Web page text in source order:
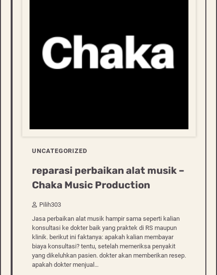
UNCATEGORIZED
reparasi perbaikan alat musik –
Chaka Music Production
Pilih303
Jasa perbaikan alat musik hampir sama seperti kalian
konsultasi ke dokter baik yang praktek di RS maupun
klinik. berikut ini faktanya: apakah kalian membayar
biaya konsultasi? tentu, setelah memeriksa penyakit
yang dikeluhkan pasien. dokter akan memberikan resep.
apakah dokter menjual…